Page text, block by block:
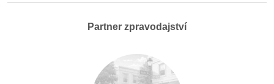
Partner zpravodajství